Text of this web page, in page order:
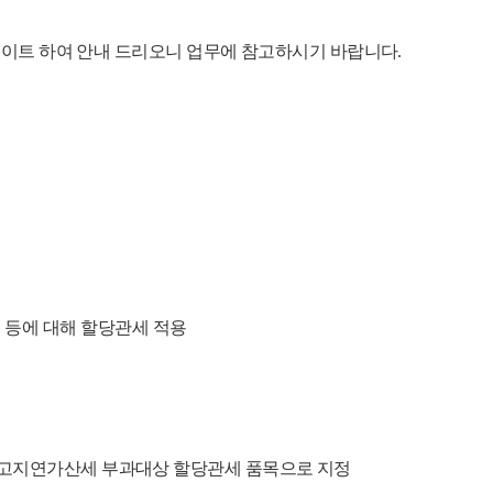
트 하여 안내 드리오니 업무에 참고하시기 바랍니다.
에 대해 할당관세 적용
지연가산세 부과대상 할당관세 품목으로 지정